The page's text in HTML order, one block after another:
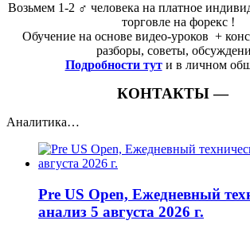
Возьмем 1-2 ‍♂️ человека на платное
торговле на форекс !
Обучение на основе видео-уроков ️ +
разборы, советы,
Подробности тут и в личном
КОНТАКТЫ —
Аналитика…
Pre US Open, Ежедневный
анализ 5 августа 2026 г.